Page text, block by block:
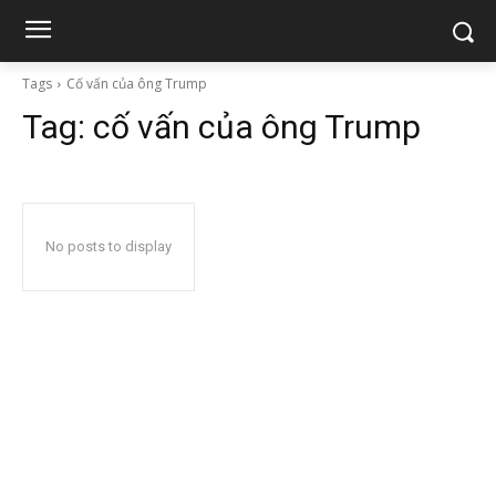
Tags Cố vấn của ông Trump
Tag: cố vấn của ông Trump
No posts to display